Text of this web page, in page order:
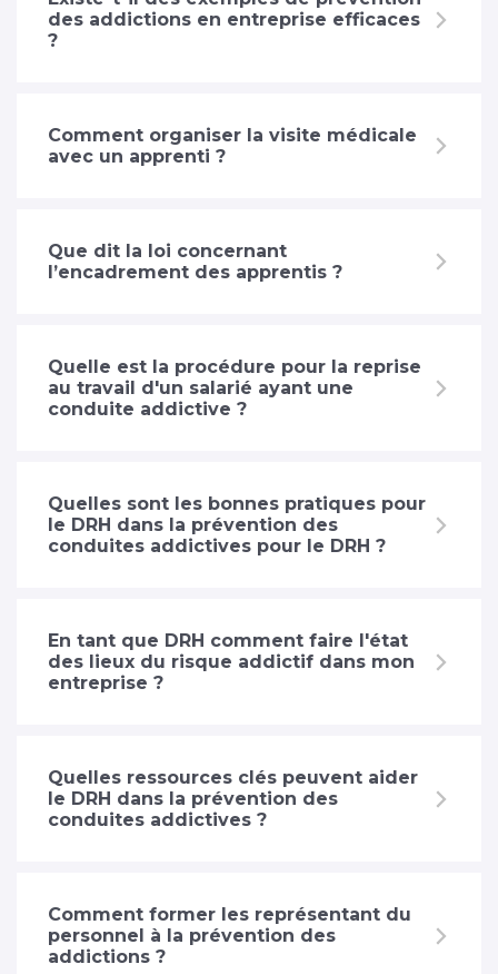
des addictions en entreprise efficaces
?
Comment organiser la visite médicale
avec un apprenti ?
Que dit la loi concernant
l’encadrement des apprentis ?
Quelle est la procédure pour la reprise
au travail d'un salarié ayant une
conduite addictive ?
Quelles sont les bonnes pratiques pour
le DRH dans la prévention des
conduites addictives pour le DRH ?
En tant que DRH comment faire l'état
des lieux du risque addictif dans mon
entreprise ?
Quelles ressources clés peuvent aider
le DRH dans la prévention des
conduites addictives ?
Comment former les représentant du
personnel à la prévention des
addictions ?